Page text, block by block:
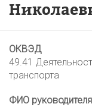
ОКВЭД
49.41
транспорта
ФИО руководителя